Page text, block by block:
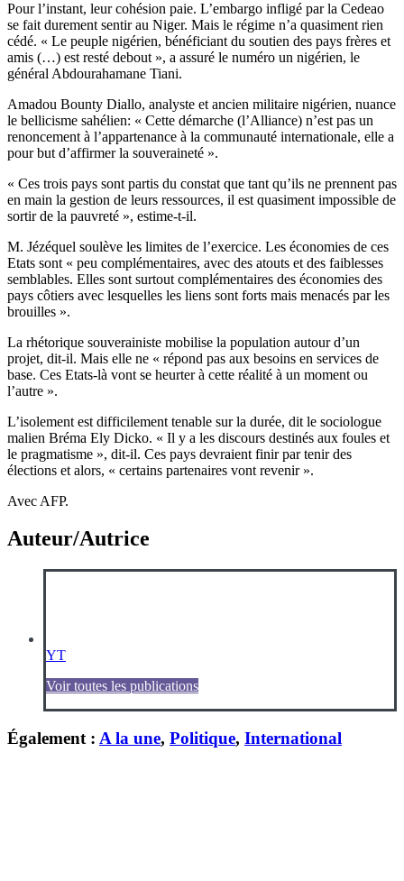
Pour l’instant, leur cohésion paie. L’embargo infligé par la Cedeao
se fait durement sentir au Niger. Mais le régime n’a quasiment rien
cédé. « Le peuple nigérien, bénéficiant du soutien des pays frères et
amis (…) est resté debout », a assuré le numéro un nigérien, le
général Abdourahamane Tiani.
Amadou Bounty Diallo, analyste et ancien militaire nigérien, nuance
le bellicisme sahélien: « Cette démarche (l’Alliance) n’est pas un
renoncement à l’appartenance à la communauté internationale, elle a
pour but d’affirmer la souveraineté ».
« Ces trois pays sont partis du constat que tant qu’ils ne prennent pas
en main la gestion de leurs ressources, il est quasiment impossible de
sortir de la pauvreté », estime-t-il.
M. Jézéquel soulève les limites de l’exercice. Les économies de ces
Etats sont « peu complémentaires, avec des atouts et des faiblesses
semblables. Elles sont surtout complémentaires des économies des
pays côtiers avec lesquelles les liens sont forts mais menacés par les
brouilles ».
La rhétorique souverainiste mobilise la population autour d’un
projet, dit-il. Mais elle ne « répond pas aux besoins en services de
base. Ces Etats-là vont se heurter à cette réalité à un moment ou
l’autre ».
L’isolement est difficilement tenable sur la durée, dit le sociologue
malien Bréma Ely Dicko. « Il y a les discours destinés aux foules et
le pragmatisme », dit-il. Ces pays devraient finir par tenir des
élections et alors, « certains partenaires vont revenir ».
Avec AFP.
Auteur/Autrice
YT
Voir toutes les publications
Également : A la une, Politique, International